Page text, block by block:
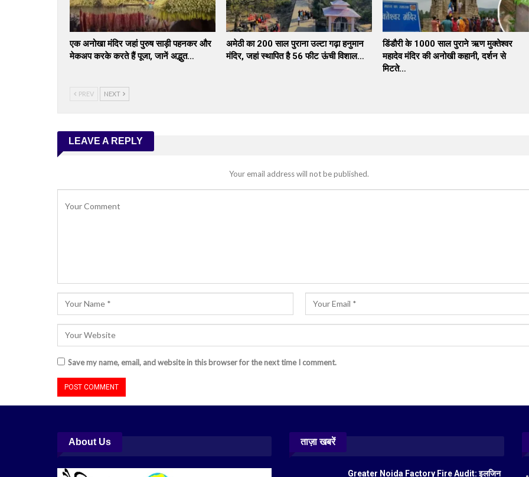
एक अनोखा मंदिर जहां पुरुष साड़ी पहनकर और
मेकअप करके करते हैं पूजा, जानें अद्भुत…
अमेठी का 200 साल पुराना उल्टा गढ़ा हनुमान
मंदिर, जहां स्थापित है 56 फीट ऊंची विशाल…
डिंडौरी के 1000 साल पुराने ऋण मुक्तेश्वर
महादेव मंदिर की अनोखी कहानी, दर्शन से
मिटते…
PREV NEXT
LEAVE A REPLY
Your email address will not be published.
Save my name, email, and website in this browser for the next time I comment.
About Us ताज़ा खबरें
Greater Noida Factory Fire Audit: इलजिन